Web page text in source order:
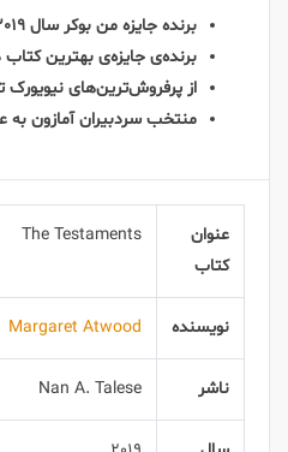
برنده جایزه من بوکر سال 2019
برنده‌ی جایزه‌ی بهترین کتاب
از پرفروش‌ترین‌های نیویورک
منتخب سردبیران آمازون به
عنوان
کتاب
The Testaments
نویسنده Margaret Atwood
ناشر Nan A. Talese